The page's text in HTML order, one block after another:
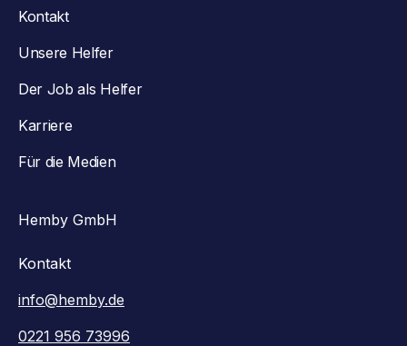
Kontakt
Unsere Helfer
Der Job als Helfer
Karriere
Für die Medien
Hemby GmbH
Kontakt
info@hemby.de
0221 956 73996